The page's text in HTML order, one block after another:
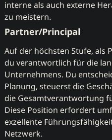
interne als auch externe
zu meistern.
Partner/Principal
Auf der höchsten Stufe, als
du verantwortlich für die
Unternehmens. Du
Planung, steuerst die
die Gesamtverantwortung
Diese Position erfordert
exzellente
Netzwerk.